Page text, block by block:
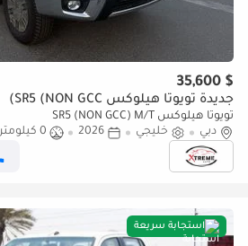
$ 35,600
جديدة تويوتا هيلوكس SR5 (NON GCC)
تويوتا هيلوكس SR5 (NON GCC) M/T
دبي
خليجي 2026
0 كيلومتر
استجابة سريعة